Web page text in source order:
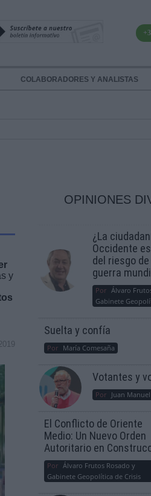
COLABORADORES Y ANALISTAS
y
OPINIONES
¿La
Occidente
del riesgo
guerra
Por Álvaro
Gabinete
Suelta y confía
Por María Comesaña
Votantes y
Por Juan
El Conflicto de Oriente
Medio: Un Nuevo Orden
Autoritario en
Por Álvaro Frutos Rosado y
Gabinete Geopolítica de Crisis